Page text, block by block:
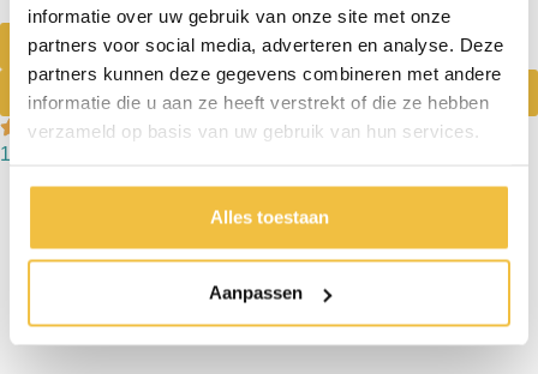
informatie over uw gebruik van onze site met onze
partners voor social media, adverteren en analyse. Deze
partners kunnen deze gegevens combineren met andere
informatie die u aan ze heeft verstrekt of die ze hebben
verzameld op basis van uw gebruik van hun services.
Alles toestaan
Aanpassen
Maak een afspraak
Bel direct
1.000+ patiënten gingen u voor